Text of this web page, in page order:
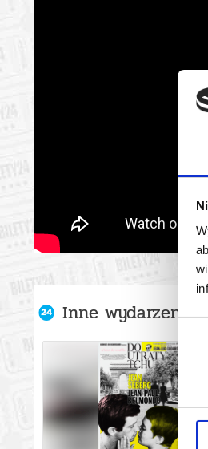
zgody
Inne wydarzenia